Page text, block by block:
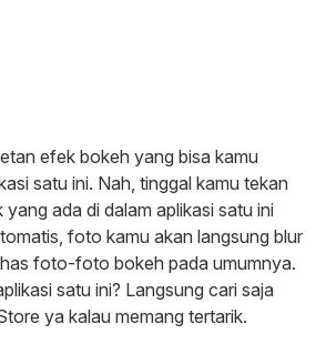
efek bokeh yang bisa kamu
satu ini. Nah, tinggal kamu tekan
ada di dalam aplikasi satu ini
foto kamu akan langsung blur
foto-foto bokeh pada umumnya.
satu ini? Langsung cari saja
ya kalau memang tertarik.